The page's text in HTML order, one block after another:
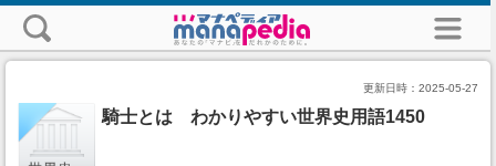
更新日時： 2025-05-27
騎士とは わかりやすい世界史用語1450